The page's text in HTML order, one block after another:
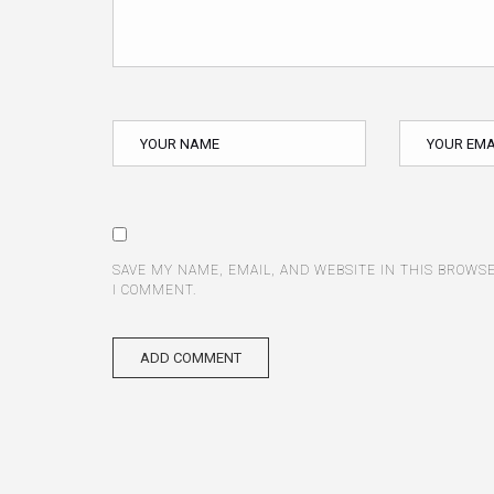
SAVE MY NAME, EMAIL, AND WEBSITE IN THIS
I COMMENT.